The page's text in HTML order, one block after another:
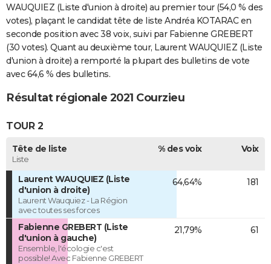
WAUQUIEZ (Liste d'union à droite) au premier tour (54,0 % des
votes), plaçant le candidat tête de liste Andréa KOTARAC en
seconde position avec 38 voix, suivi par Fabienne GREBERT
(30 votes). Quant au deuxième tour, Laurent WAUQUIEZ (Liste
d'union à droite) a remporté la plupart des bulletins de vote
avec 64,6 % des bulletins.
Résultat régionale 2021 Courzieu
TOUR 2
Tête de liste
Liste
% des voix Voix
Laurent WAUQUIEZ (Liste
d'union à droite)
Laurent Wauquiez - La Région
avec toutes ses forces
64,64% 181
Fabienne GREBERT (Liste
d'union à gauche)
Ensemble, l'écologie c'est
possible! Avec Fabienne GREBERT
21,79% 61